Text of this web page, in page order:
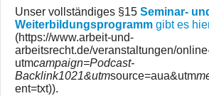
Unser vollständiges §15 Seminar-
Weiterbildungsprogramm gibt es
(https://www.arbeit-und-
arbeitsrecht.de/veranstaltungen/
utmcampaign=Podcast-
Backlink1021&utmsource=aua&utm
ent=txt)).